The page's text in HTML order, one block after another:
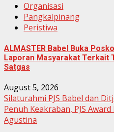
Organisasi
Pangkalpinang
Peristiwa
ALMASTER Babel Buka
Laporan Masyarakat Terkait
Satgas
August 5, 2026
Silaturahmi PJS Babel dan
Penuh Keakraban, PJS
Agustina